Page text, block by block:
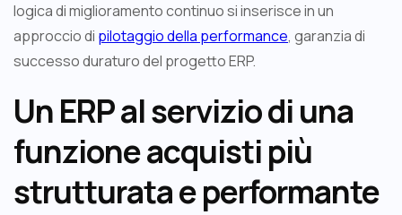
logica di miglioramento continuo si inserisce in un
approccio di pilotaggio della performance, garanzia di
successo duraturo del progetto ERP.
Un ERP al servizio di una
funzione acquisti più
strutturata e performante